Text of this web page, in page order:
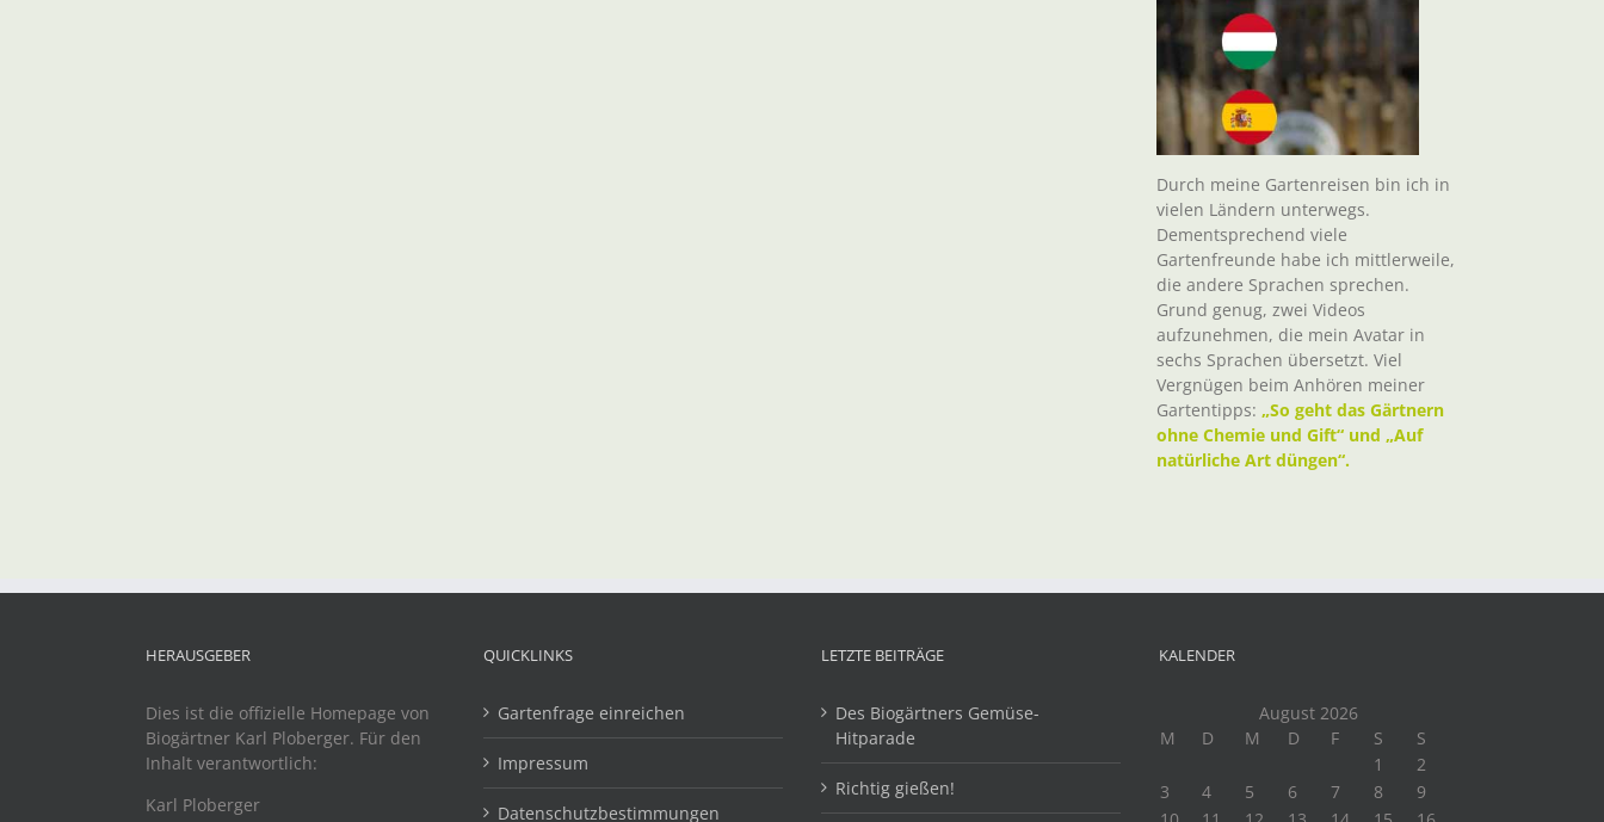
Durch meine Gartenreisen bin ich in
vielen Ländern unterwegs.
Dementsprechend viele
Gartenfreunde habe ich mittlerweile,
die andere Sprachen sprechen.
Grund genug, zwei Videos
aufzunehmen, die mein Avatar in
sechs Sprachen übersetzt. Viel
Vergnügen beim Anhören meiner
Gartentipps: „So geht das Gärtnern
ohne Chemie und Gift“ und „Auf
natürliche Art düngen“.
HERAUSGEBER
Dies ist die offizielle Homepage von
Biogärtner Karl Ploberger. Für den
Inhalt verantwortlich:
Karl Ploberger
QUICKLINKS
Gartenfrage einreichen
Impressum
Datenschutzbestimmungen
LETZTE BEITRÄGE
Des Biogärtners Gemüse-
Hitparade
Richtig gießen!
KALENDER
August 2026
M
D M D F S
S
1
2
3
4 5 6 7 8
9